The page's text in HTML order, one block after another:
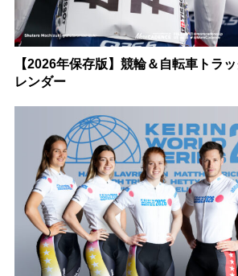
【2026年保存版】競輪＆自転車トラ
レンダー